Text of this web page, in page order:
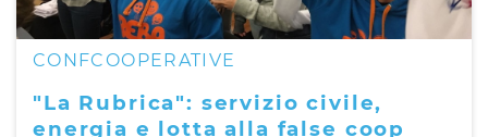
CONFCOOPERATIVE
"La Rubrica": servizio civile,
energia e lotta alla false coop